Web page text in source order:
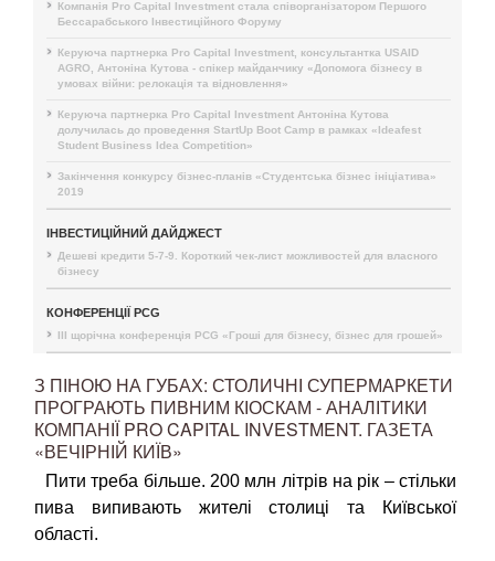
Компанія Pro Capital Investment стала співорганізатором Першого
Бессарабського Інвестиційного Форуму
Керуюча партнерка Pro Capital Investment, консультантка USAID
AGRO, Антоніна Кутова - спікер майданчику «Допомога бізнесу в
умовах війни: релокація та відновлення»
Керуюча партнерка Pro Capital Investment Антоніна Кутова
долучилась до проведення StartUp Boot Camp в рамках «Ideafest
Student Business Idea Competition»
Закінчення конкурсу бізнес-планів «Студентська бізнес ініціатива»
2019
ІНВЕСТИЦІЙНИЙ ДАЙДЖЕСТ
Дешеві кредити 5-7-9. Короткий чек-лист можливостей для власного
бізнесу
КОНФЕРЕНЦІЇ PCG
III щорічна конференція PCG «Гроші для бізнесу, бізнес для грошей»
З ПІНОЮ НА ГУБАХ: СТОЛИЧНІ СУПЕРМАРКЕТИ
ПРОГРАЮТЬ ПИВНИМ КІОСКАМ - АНАЛІТИКИ
КОМПАНІЇ PRO CAPITAL INVESTMENT. ГАЗЕТА
«ВЕЧІРНІЙ КИЇВ»
Пити треба більше. 200 млн літрів на рік – стільки
пива випивають жителі столиці та Київської
області.